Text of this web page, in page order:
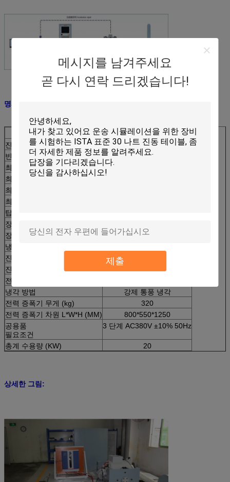
메시지를 남겨주세요
곧 다시 연락 드리겠습니다!
제출
명세:
모형
EV206
진동 발전기
VG300/50
빈도 (Hz)
2-3000
최대 나가는 힘 (kg.f)
최대. 진지변환 (mmp-p)
최대. 가속도 (g)
최대. 각측정속도 (cm/s)
탑재량 (kg)
장갑판 질량 (kg)
장갑판 직경 (mm)
φ200
냉각 방법
진동 발전기 무게 (kg)
진동 발전기 차원 L*W*H (MM)
800*600*710
전력 증폭기
냉각 방법
강제 통풍 냉각
전력 증폭기 무게 (kg)
320
전력 증폭기 차원 L*W*H (MM)
800*550*1250
공용품
필요조건
3 단계 AC380V ±10% 50Hz
총계 수용량 (KW) 20
상세한 그림: